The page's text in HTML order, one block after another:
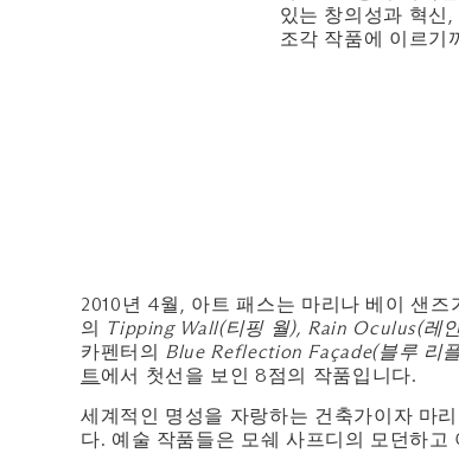
있는 창의성과 혁신
조각 작품에 이르기
2010년 4월, 아트 패스는 마리나 베이 샌
의
Tipping Wall(티핑 월), Rain Oculus(레
카펜터의
Blue Reflection Façade(블루 리
트 에서 첫선을 보인 8점의 작품입니다.
세계적인 명성을 자랑하는 건축가이자 마
다. 예술 작품들은 모쉐 사프디의 모던하